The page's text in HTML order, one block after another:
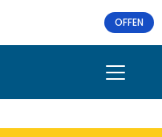
OFFEN